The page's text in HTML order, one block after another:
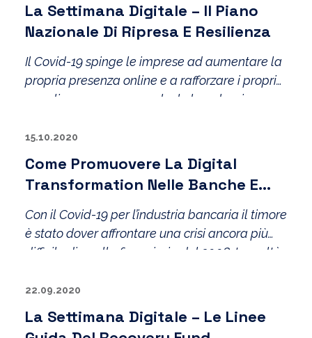
La Settimana Digitale – Il Piano
Nazionale Di Ripresa E Resilienza
Il Covid-19 spinge le imprese ad aumentare la
propria presenza online e a rafforzare i propri
canali e-commerce: anche le banche si
Pubblicata la bozza del Piano Nazionale di
Ripresa e Resilienza.
15.10.2020
Come Promuovere La Digital
Transformation Nelle Banche E
Prepararsi Al «New Normal»​
Con il Covid-19 per l’industria bancaria il timore
è stato dover affrontare una crisi ancora più
difficile di quella finanziaria del 2008. In realtà
pronto: in alcuni casi sono stati accelerati dei
fenomeni già in atto. Le vere incognite
riguardano il «New Normal».
22.09.2020
La Settimana Digitale – Le Linee